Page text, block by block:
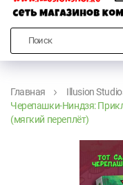
Главная
Illusion
Черепашки-Ниндзя:
(мягкий переплёт)